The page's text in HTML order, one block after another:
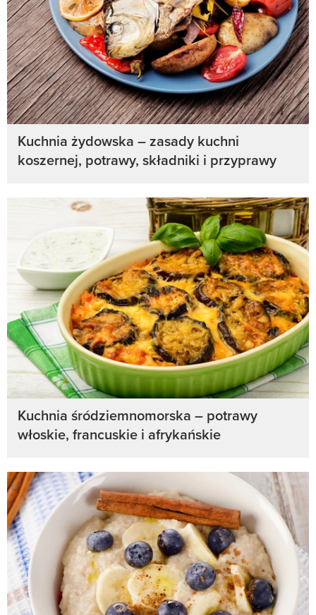
Kuchnia żydowska – zasady kuchni
koszernej, potrawy, składniki i przyprawy
Kuchnia śródziemnomorska – potrawy
włoskie, francuskie i afrykańskie